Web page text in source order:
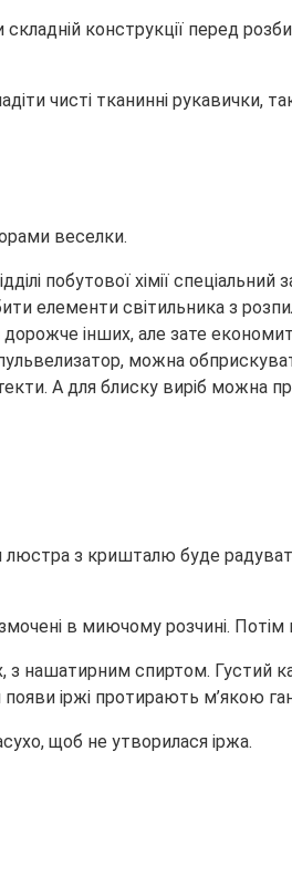
конструкції перед
чисті тканинні рукавички,
веселки.
побутової хімії
елементи світильника з
інших, але зате
можна
А для блиску виріб можна
люстра з кришталю буде
в миючому розчині. Потім
нашатирним спиртом. Густий
іржі протирають м’якою
щоб не утворилася іржа.